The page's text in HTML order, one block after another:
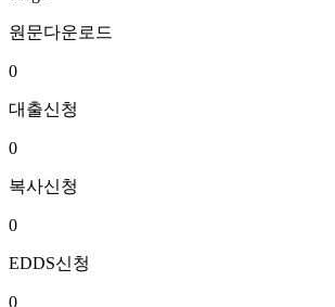
원문다운로드
0
대출신청
0
복사신청
0
EDDS신청
0